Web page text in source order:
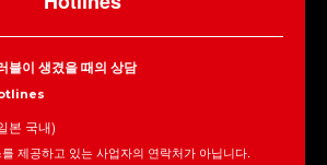
블이 생겼을 때의 상담
본 국내)
제공하고 있는 사업자의 연락처가 아닙니다.